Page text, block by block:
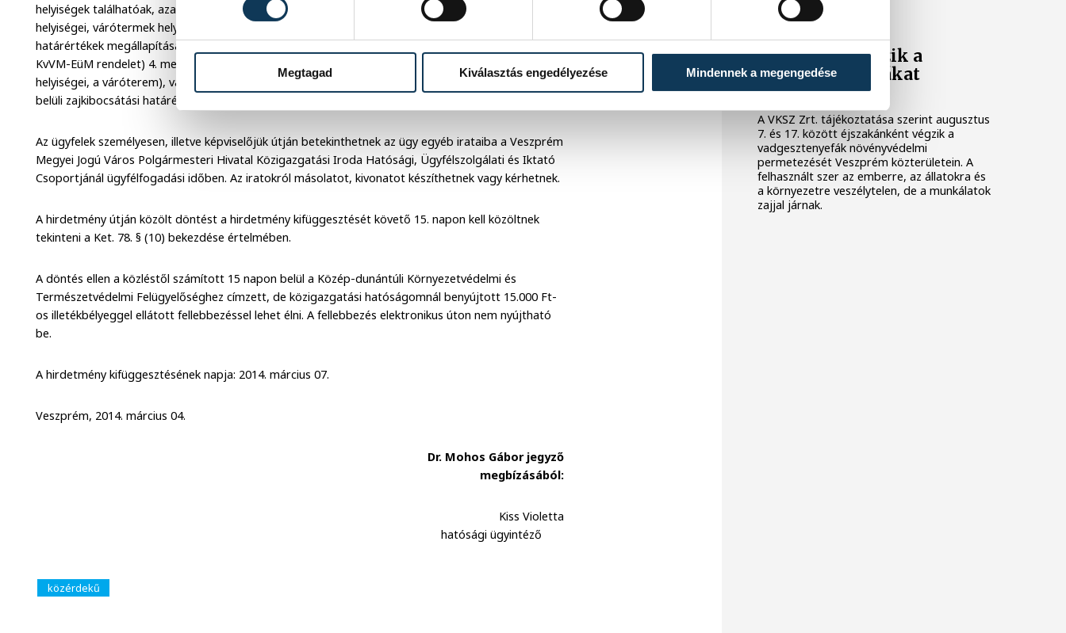
Megtagad Kiválasztás engedélyezése Mindennek a megengedése
helyiségek találhatóak, azaz kereskedelmi, vendéglátó épület eladóterei, illetve vendéglátó
helyiségei, várótermek helyezkednek el. Ezekre vonatkozóan a környezeti zaj- és rezgésterhelési
határértékek megállapításáról szóló 27/2008. (XII.3.) KvVM-EüM együttes rendelet (a továbbiakban:
KvVM-EüM rendelet) 4. mellékletében (8. Nagy- és kiskereskedelmi épületek eladóterei, vendéglátó
helyiségei, a váróterem), valamint a 6. § (4) bekezdés b) pontjában foglaltakra figyelemmel épületen
belüli zajkibocsátási határértéket állapítottam meg.
Az ügyfelek személyesen, illetve képviselőjük útján betekinthetnek az ügy egyéb irataiba a Veszprém
Megyei Jogú Város Polgármesteri Hivatal Közigazgatási Iroda Hatósági, Ügyfélszolgálati és Iktató
Csoportjánál ügyfélfogadási időben. Az iratokról másolatot, kivonatot készíthetnek vagy kérhetnek.
A hirdetmény útján közölt döntést a hirdetmény kifüggesztését követő 15. napon kell közöltnek
tekinteni a Ket. 78. § (10) bekezdése értelmében.
A döntés ellen a közléstől számított 15 napon belül a Közép-dunántúli Környezetvédelmi és
Természetvédelmi Felügyelőséghez címzett, de közigazgatási hatóságomnál benyújtott 15.000 Ft-
os illetékbélyeggel ellátott fellebbezéssel lehet élni. A fellebbezés elektronikus úton nem nyújtható
be.
A hirdetmény kifüggesztésének napja: 2014. március 07.
Veszprém, 2014. március 04.
Dr. Mohos Gábor jegyző
megbízásából:
Kiss Violetta
hatósági ügyintéző
közérdekű
KÖZÉRDEKŰ
Ismét permetezik a
vadgesztenyefákat
Veszprémben
A VKSZ Zrt. tájékoztatása szerint augusztus
7. és 17. között éjszakánként végzik a
vadgesztenyefák növényvédelmi
permetezését Veszprém közterületein. A
felhasznált szer az emberre, az állatokra és
a környezetre veszélytelen, de a munkálatok
zajjal járnak.